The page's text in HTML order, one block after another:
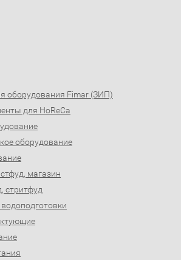
оборудования Fimar (ЗИП)
для HoReCa
оборудование
магазин
стритфуд